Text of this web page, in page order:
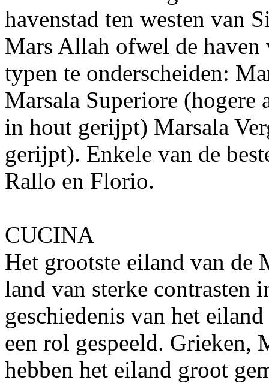
havenstad ten westen van
Mars Allah ofwel de
typen te onderscheiden:
Marsala Superiore
in hout gerijpt) Marsala
gerijpt). Enkele van de
Rallo en Florio.
CUCINA
Het grootste eiland van de
land van sterke contrasten
geschiedenis van het
een rol gespeeld. Grieken,
hebben het eiland groot